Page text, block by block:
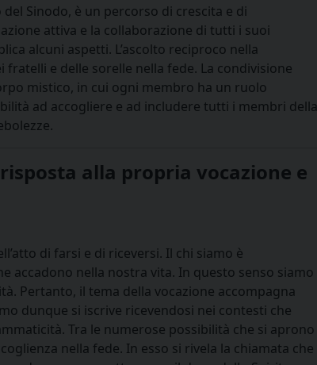
del Sinodo, è un percorso di crescita e di
attiva e la collaborazione di tutti i suoi
alcuni aspetti. L’⁠ascolto reciproco nella
e delle sorelle nella fede. La condivisione
mistico, in cui ogni membro ha un ruolo
ad accogliere e ad includere tutti i membri della
alla propria vocazione e
di farsi e di riceversi. Il chi siamo è
accadono nella nostra vita. In questo senso siamo
Pertanto, il tema della vocazione accompagna
dunque si iscrive ricevendosi nei contesti che
Tra le numerose possibilità che si aprono
nella fede. In esso si rivela la chiamata che